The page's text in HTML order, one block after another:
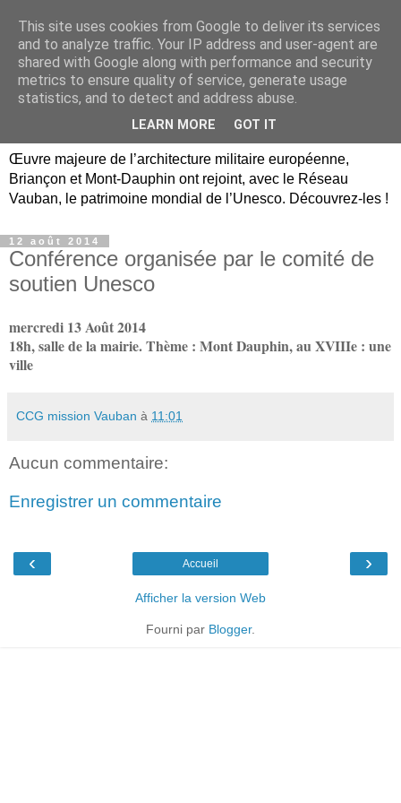
Briançon, Mont-Dauphin,
Vauban Unesco Hautes-
Œuvre majeure de l’architecture militaire européenne,
Briançon et Mont-Dauphin ont rejoint, avec le Réseau
Vauban, le patrimoine mondial de l’Unesco. Découvrez-les !
12 août 2014
Conférence organisée par le comité de
soutien Unesco
mercredi 13 Août 2014
18h, salle de la mairie. Thème : Mont Dauphin, au XVIIIe : une
ville
CCG mission Vauban à 11:01
Aucun commentaire:
Enregistrer un commentaire
‹ ›
Accueil
Afficher la version Web
Fourni par Blogger.
This site uses cookies from Google to deliver its services
and to analyze traffic. Your IP address and user-agent are
shared with Google along with performance and security
metrics to ensure quality of service, generate usage
statistics, and to detect and address abuse.
LEARN MORE GOT IT